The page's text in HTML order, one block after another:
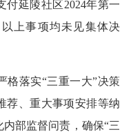
付延陵社区2024年第一
上事项均未见集体决
落实“三重一大”决策
荐、重大事项安排等纳
部监督问责，确保“三